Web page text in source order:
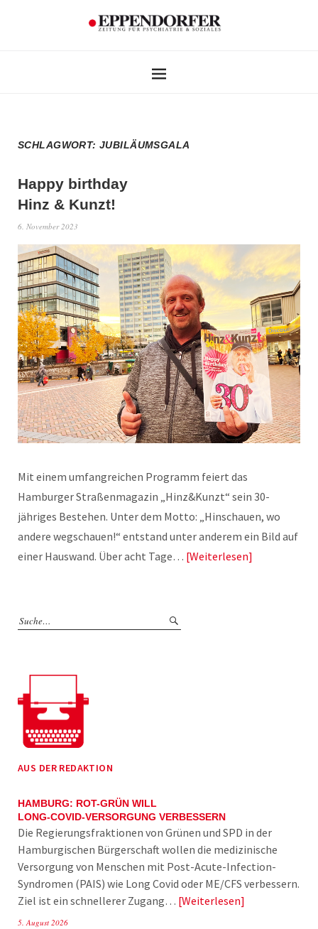
SCHLAGWORT:JUBILÄUMSGALA
Happy birthday
Hinz & Kunzt!
6. November 2023
Mit einem umfangreichen Programm feiert das
Hamburger Straßenmagazin „Hinz&Kunzt“ sein 30-
jähriges Bestehen. Unter dem Motto: „Hinschauen, wo
andere wegschauen!“ entstand unter anderem ein Bild auf
einer Hauswand. Über acht Tage… Weiterlesen
AUS DER REDAKTION
HAMBURG: ROT-GRÜN WILL
LONG-COVID-VERSORGUNG VERBESSERN
Die Regierungsfraktionen von Grünen und SPD in der
Hamburgischen Bürgerschaft wollen die medizinische
Versorgung von Menschen mit Post-Acute-Infection-
Syndromen (PAIS) wie Long Covid oder ME/CFS verbessern.
Ziel ist ein schnellerer Zugang… Weiterlesen
5. August 2026